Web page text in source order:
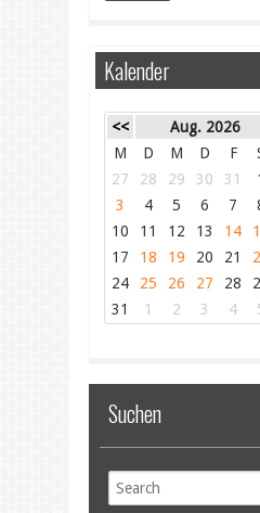
Kalender
<< Aug. 2026
M
D M D F
27
28 29 30 31
3
4 5 6 7
10
11 12 13 14
17
18 19 20 21
24
25 26 27 28
31
1 2 3 4
Suchen